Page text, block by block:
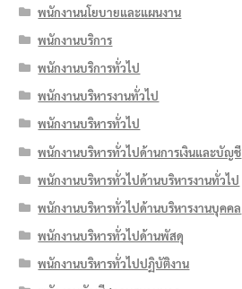
พนักงานนโยบายและแผนงาน
พนักงานบริการ
พนักงานบริการทั่วไป
พนักงานบริหารงานทั่วไป
พนักงานบริหารทั่วไป
พนักงานบริหารทั่วไปด้านการเงินและบัญชี
พนักงานบริหารทั่วไปด้านบริหารงานทั่วไป
พนักงานบริหารทั่วไปด้านบริหารงานบุคคล
พนักงานบริหารทั่วไปด้านพัสดุ
พนักงานบริหารทั่วไปปฏิบัติงาน